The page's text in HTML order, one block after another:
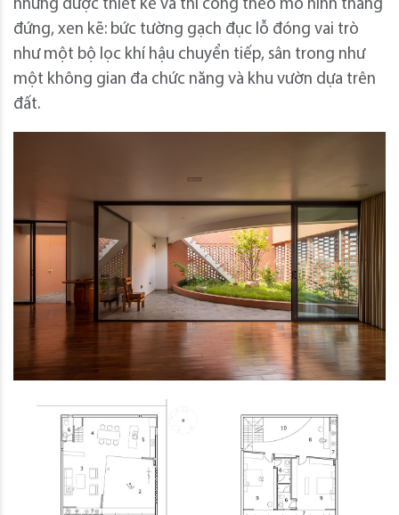
nhưng được thiết kế và thi công theo mô hình thẳng
đứng, xen kẽ: bức tường gạch đục lỗ đóng vai trò
như một bộ lọc khí hậu chuyển tiếp, sân trong như
một không gian đa chức năng và khu vườn dựa trên
đất.